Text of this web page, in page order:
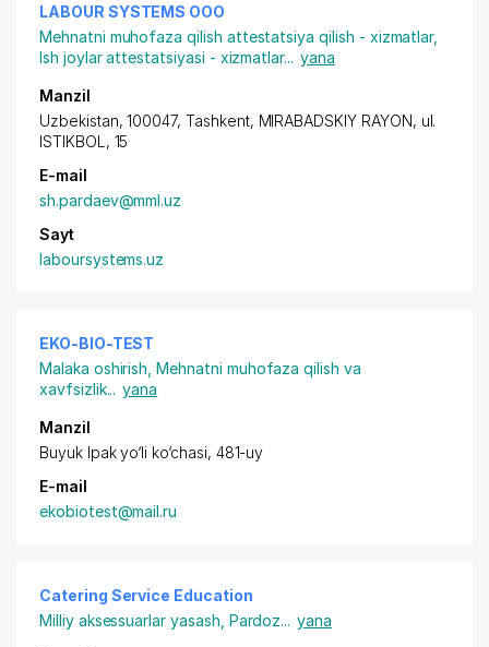
LABOUR SYSTEMS ООО
Mehnatni muhofaza qilish attestatsiya qilish - xizmatlar,
Ish joylar attestatsiyasi - xizmatlar... yana
Manzil
Uzbekistan, 100047, Tashkent, MIRABADSKIY RAYON, ul.
ISTIKBOL, 15
E-mail
sh.pardaev@mml.uz
Sayt
laboursystems.uz
EKO-BIO-TEST
Malaka oshirish ,Mehnatni muhofaza qilish va
xavfsizlik... yana
Manzil
Buyuk Ipak yo‘li ko‘chasi, 481-uy
E-mail
ekobiotest@mail.ru
Catering Service Education
Milliy aksessuarlar yasash Pardoz... yana